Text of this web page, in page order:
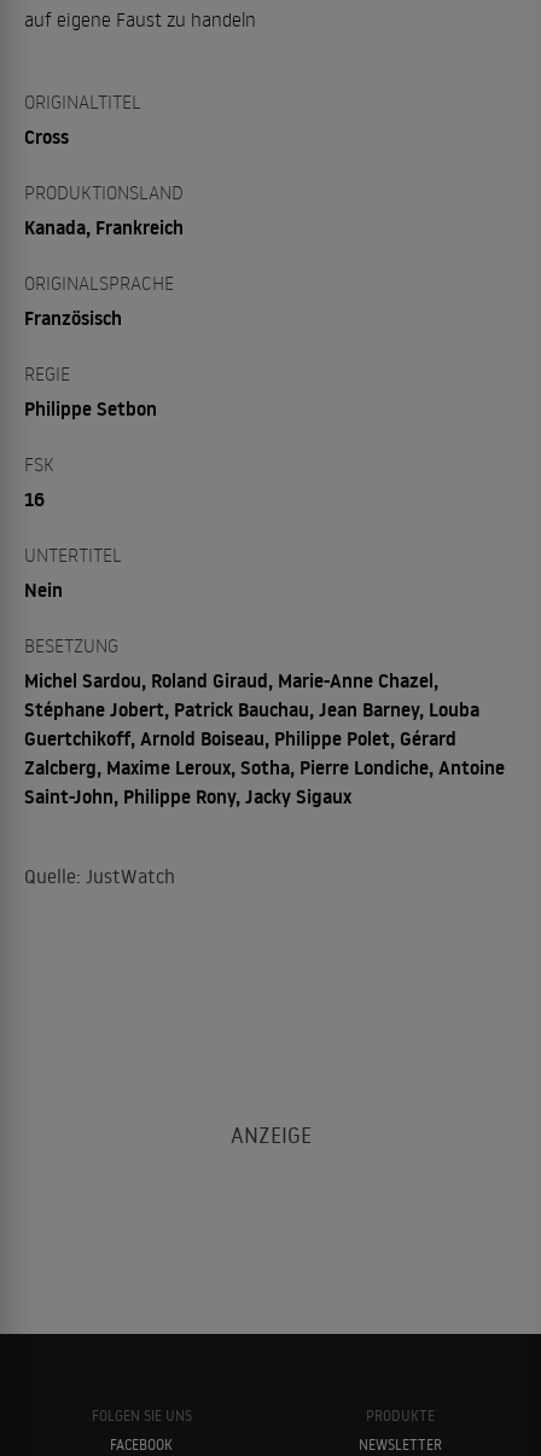
auf eigene Faust zu handeln
ORIGINALTITEL
Cross
PRODUKTIONSLAND
Kanada, Frankreich
ORIGINALSPRACHE
Französisch
REGIE
Philippe Setbon
FSK
16
UNTERTITEL
Nein
BESETZUNG
Michel Sardou, Roland Giraud, Marie-Anne Chazel,
Stéphane Jobert, Patrick Bauchau, Jean Barney, Louba
Guertchikoff, Arnold Boiseau, Philippe Polet, Gérard
Zalcberg, Maxime Leroux, Sotha, Pierre Londiche, Antoine
Saint-John, Philippe Rony, Jacky Sigaux
Quelle: JustWatch
FOLGEN SIE UNS
FACEBOOK
PRODUKTE
NEWSLETTER